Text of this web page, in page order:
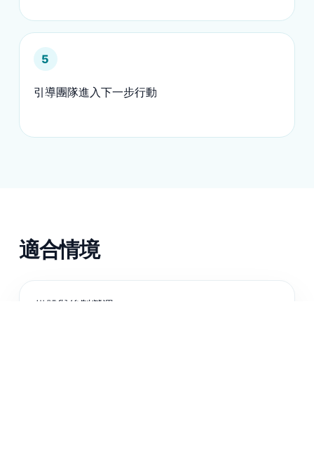
5
引導團隊進入下一步行動
適合情境
媒體與後製營運